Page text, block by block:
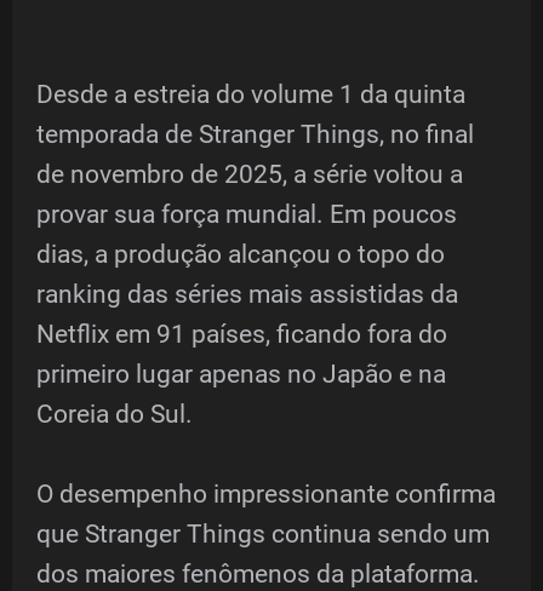
Desde a estreia do volume 1 da quinta
temporada de Stranger Things, no final
de novembro de 2025, a série voltou a
provar sua força mundial. Em poucos
dias, a produção alcançou o topo do
ranking das séries mais assistidas da
Netflix em 91 países, ficando fora do
primeiro lugar apenas no Japão e na
Coreia do Sul.
O desempenho impressionante confirma
que Stranger Things continua sendo um
dos maiores fenômenos da plataforma.